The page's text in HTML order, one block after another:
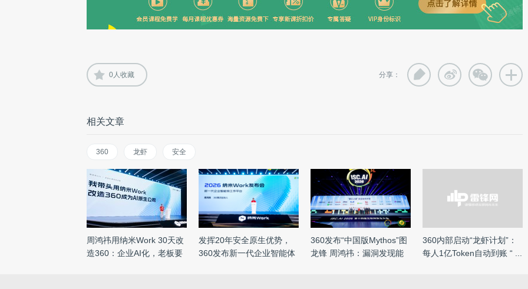
0人收藏 分享：
相关文章
360 龙虾 安全
周鸿祎用纳米Work 30天改
造360：企业AI化，老板要
发挥20年安全原生优势，
360发布新一代企业智能体
360发布“中国版Mythos”图
龙锋 周鸿祎：漏洞发现能
360内部启动“龙虾计划”：
每人1亿Token自动到账 “ ...